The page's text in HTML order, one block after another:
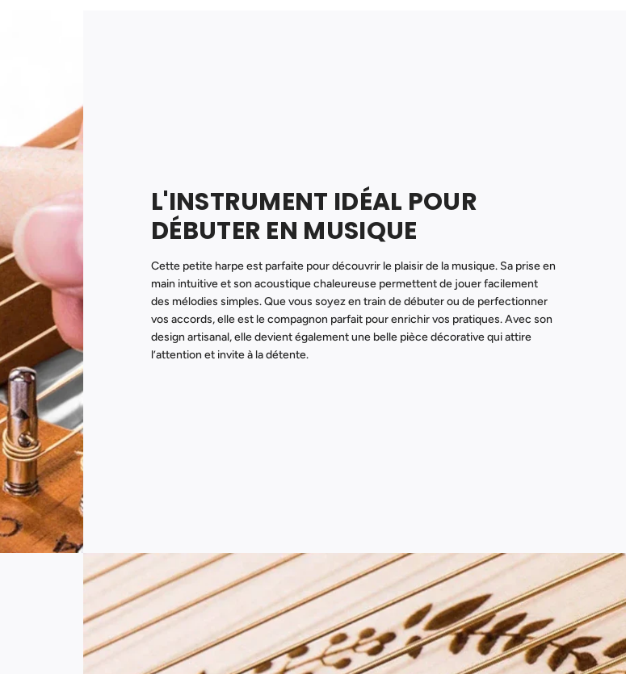
L'INSTRUMENT IDÉAL POUR
DÉBUTER EN MUSIQUE
Cette petite harpe est parfaite pour découvrir le plaisir de la musique. Sa prise en
main intuitive et son acoustique chaleureuse permettent de jouer facilement
des mélodies simples. Que vous soyez en train de débuter ou de perfectionner
vos accords, elle est le compagnon parfait pour enrichir vos pratiques. Avec son
design artisanal, elle devient également une belle pièce décorative qui attire
l’attention et invite à la détente.